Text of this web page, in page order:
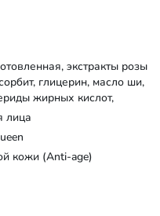
экстракты розы
глицерин, масло ши,
жирных кислот,
цетеариловый спирт,
пчелиный мед,
абсолют розы,
гиалуроновая
каприлик
состав
лица
кожи (Anti-age)